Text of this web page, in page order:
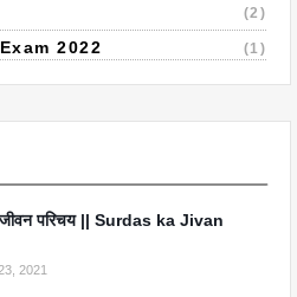
(2)
2022 (1)
जीवन परिचय || Surdas ka Jivan
2021